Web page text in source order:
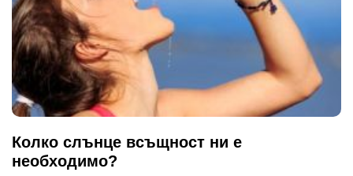
Колко слънце всъщност ни е
необходимо?